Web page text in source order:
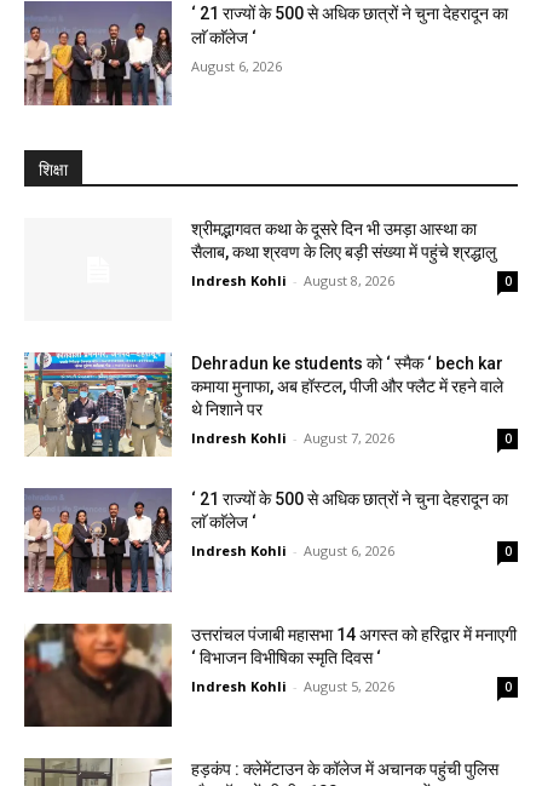
‘ 21 राज्यों के 500 से अधिक छात्रों ने चुना देहरादून का
लाॅ काॅलेज ‘
August 6, 2026
शिक्षा
श्रीमद्भागवत कथा के दूसरे दिन भी उमड़ा आस्था का
सैलाब, कथा श्रवण के लिए बड़ी संख्या में पहुंचे श्रद्धालु
Indresh Kohli - August 8, 2026 0
Dehradun ke students को ‘ स्मैक ‘ bech kar
कमाया मुनाफा, अब हॉस्टल, पीजी और फ्लैट में रहने वाले
थे निशाने पर
Indresh Kohli - August 7, 2026 0
‘ 21 राज्यों के 500 से अधिक छात्रों ने चुना देहरादून का
लाॅ काॅलेज ‘
Indresh Kohli - August 6, 2026 0
उत्तरांचल पंजाबी महासभा 14 अगस्त को हरिद्वार में मनाएगी
‘ विभाजन विभीषिका स्मृति दिवस ‘
Indresh Kohli - August 5, 2026 0
हड़कंप : क्लेमेंटाउन के कॉलेज में अचानक पहुंची पुलिस